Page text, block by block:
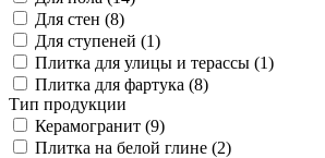
Для стен (8)
Для ступеней (1)
Плитка для улицы и терассы (1)
Плитка для фартука (8)
Тип продукции
Керамогранит (9)
Плитка на белой глине (2)